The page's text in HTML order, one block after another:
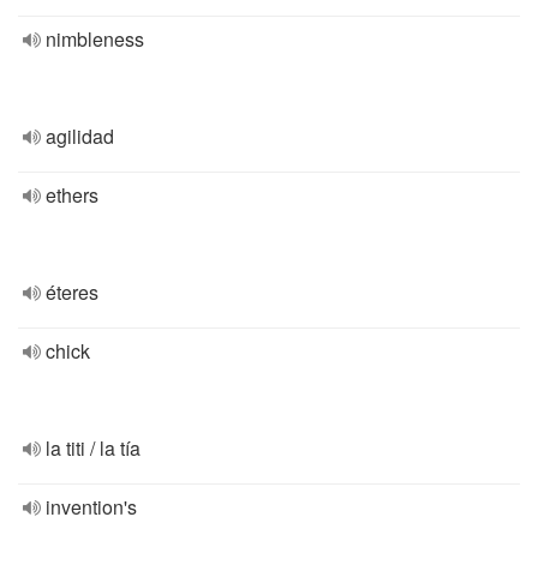
nimbleness
agilidad
ethers
éteres
chick
la titi / la tía
invention's